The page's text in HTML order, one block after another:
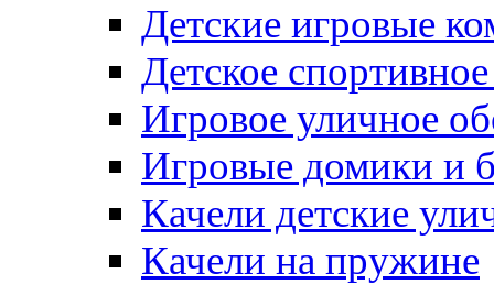
Детские игровые
Детское
Игровое уличное
Игровые домики и
Качели детские
Качели на пружине